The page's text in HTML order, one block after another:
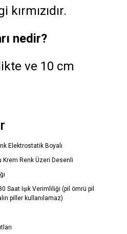
nedir?
ve 10 cm
Elektrostatik Boyalı
Krem Renk Üzeri Desenli
Saat Işık Verimliliği (pil ömrü pil
piller kullanılamaz)